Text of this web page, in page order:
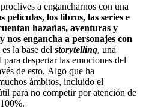
a engancharnos con una
películas, los libros, las series e
hazañas, aventuras y
nos engancha a personajes con
es la base del storytelling, una
despertar las emociones del
de esto. Algo que ha
ámbitos, incluido el
para no competir por atención de